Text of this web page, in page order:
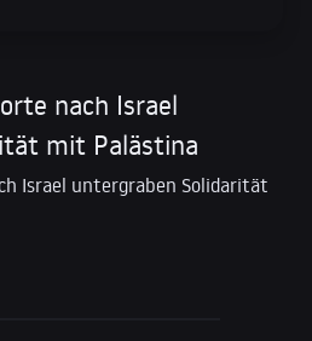
nach Israel
mit Palästina
Israel untergraben Solidarität